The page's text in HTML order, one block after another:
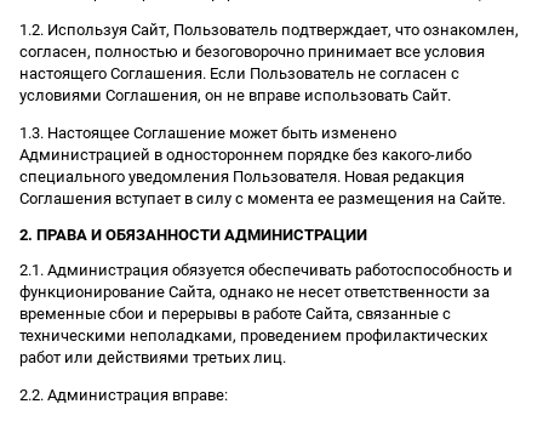
1.2. Используя Сайт, Пользователь подтверждает, что ознакомлен,
согласен, полностью и безоговорочно принимает все условия
настоящего Соглашения. Если Пользователь не согласен с
условиями Соглашения, он не вправе использовать Сайт.
1.3. Настоящее Соглашение может быть изменено
Администрацией в одностороннем порядке без какого-либо
специального уведомления Пользователя. Новая редакция
Соглашения вступает в силу с момента ее размещения на Сайте.
2. ПРАВА И ОБЯЗАННОСТИ АДМИНИСТРАЦИИ
2.1. Администрация обязуется обеспечивать работоспособность и
функционирование Сайта, однако не несет ответственности за
временные сбои и перерывы в работе Сайта, связанные с
техническими неполадками, проведением профилактических
работ или действиями третьих лиц.
2.2. Администрация вправе: